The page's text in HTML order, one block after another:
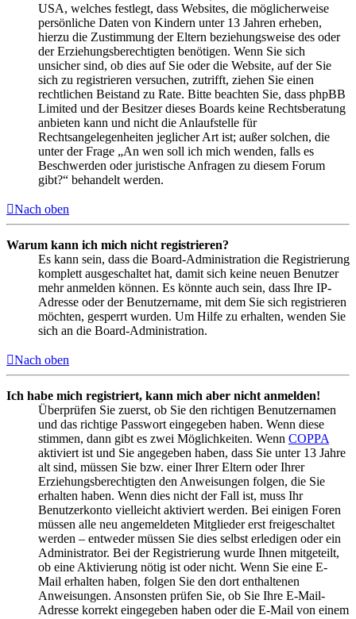
USA, welches festlegt, dass Websites, die möglicherweise
persönliche Daten von Kindern unter 13 Jahren erheben,
hierzu die Zustimmung der Eltern beziehungsweise des oder
der Erziehungsberechtigten benötigen. Wenn Sie sich
unsicher sind, ob dies auf Sie oder die Website, auf der Sie
sich zu registrieren versuchen, zutrifft, ziehen Sie einen
rechtlichen Beistand zu Rate. Bitte beachten Sie, dass phpBB
Limited und der Besitzer dieses Boards keine Rechtsberatung
anbieten kann und nicht die Anlaufstelle für
Rechtsangelegenheiten jeglicher Art ist; außer solchen, die
unter der Frage „An wen soll ich mich wenden, falls es
Beschwerden oder juristische Anfragen zu diesem Forum
gibt?“ behandelt werden.
Nach oben
Warum kann ich mich nicht registrieren?
Es kann sein, dass die Board-Administration die Registrierung
komplett ausgeschaltet hat, damit sich keine neuen Benutzer
mehr anmelden können. Es könnte auch sein, dass Ihre IP-
Adresse oder der Benutzername, mit dem Sie sich registrieren
möchten, gesperrt wurden. Um Hilfe zu erhalten, wenden Sie
sich an die Board-Administration.
Nach oben
Ich habe mich registriert, kann mich aber nicht anmelden!
Überprüfen Sie zuerst, ob Sie den richtigen Benutzernamen
und das richtige Passwort eingegeben haben. Wenn diese
stimmen, dann gibt es zwei Möglichkeiten. Wenn COPPA
aktiviert ist und Sie angegeben haben, dass Sie unter 13 Jahre
alt sind, müssen Sie bzw. einer Ihrer Eltern oder Ihrer
Erziehungsberechtigten den Anweisungen folgen, die Sie
erhalten haben. Wenn dies nicht der Fall ist, muss Ihr
Benutzerkonto vielleicht aktiviert werden. Bei einigen Foren
müssen alle neu angemeldeten Mitglieder erst freigeschaltet
werden – entweder müssen Sie dies selbst erledigen oder ein
Administrator. Bei der Registrierung wurde Ihnen mitgeteilt,
ob eine Aktivierung nötig ist oder nicht. Wenn Sie eine E-
Mail erhalten haben, folgen Sie den dort enthaltenen
Anweisungen. Ansonsten prüfen Sie, ob Sie Ihre E-Mail-
Adresse korrekt eingegeben haben oder die E-Mail von einem